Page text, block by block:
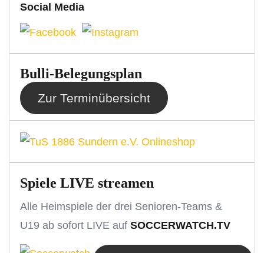
Social Media
Bulli-Belegungsplan
Zur Terminübersicht
Spiele LIVE streamen
Alle Heimspiele der drei Senioren-Teams &
U19 ab sofort LIVE aufSOCCERWATCH.TV